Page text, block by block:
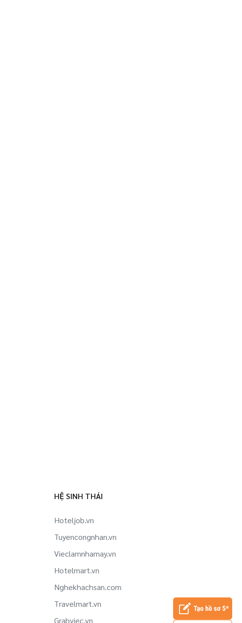
HỆ SINH THÁI
Hoteljob.vn
Tuyencongnhan.vn
Vieclamnhamay.vn
Hotelmart.vn
Nghekhachsan.com
Travelmart.vn
Grabviec.vn